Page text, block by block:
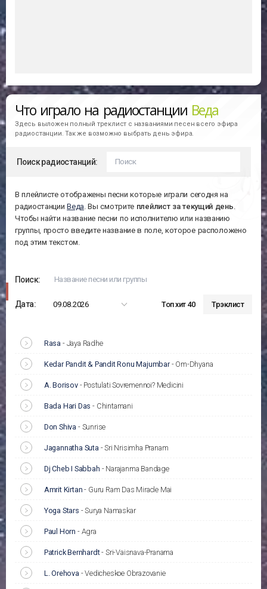
Что играло на радиостанции Веда
Здесь выложен полный треклист с названиями песен всего эфира
радиостанции. Так же возможно выбрать день эфира.
Поиск радиостанций:
В плейлисте отображены песни которые играли сегодня на
радиостанцииВеда . Вы смотрите плейлист затекущий день
Чтобы найти название песни по исполнителю или названию
группы, просто введите название в поле, которое расположено
под этим текстом.
Поиск:
Дата: 09.08.2026 Топ хит 40 Трэклист
Rasa - Jaya Radhe
Kedar Pandit & Pandit Ronu Majumbar- Om-Dhyana
A. Borisov- Postulati Sovremennoi? Medicini
Bada Hari Das - Chintamani
Don Shiva - Sunrise
Jagannatha Suta -Sri Nrisimha Pranam
Dj Cheb I Sabbah - Narajanma Bandage
Amrit Kirtan - Guru Ram Das Miracle Mai
Yoga Stars -Surya Namaskar
Paul Horn - Agra
Patrick Bernhardt- Sri-Vaisnava-Pranama
L. Orehova -Vedicheskoe Obrazovanie